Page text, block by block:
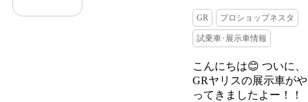
GR プロショップネスタ
試乗車･展示車情報
こんにちは😊 ついに、
GRヤリスの展示車がや
ってきましたよー！！